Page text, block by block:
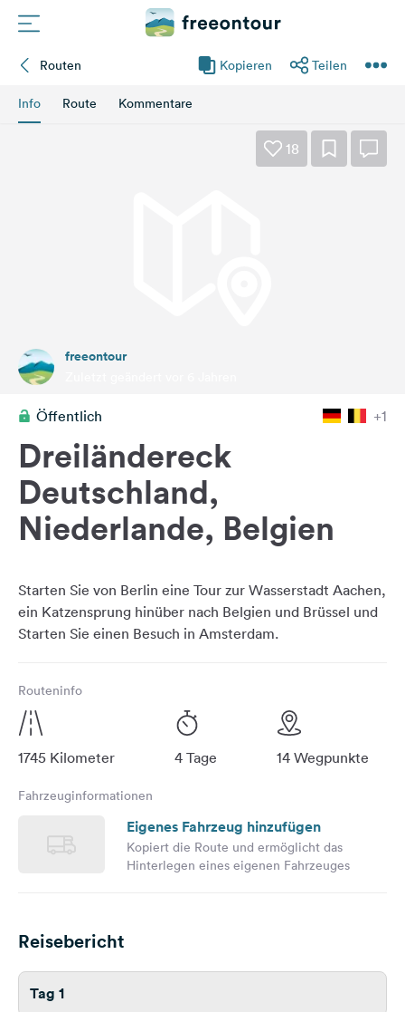
Feedback
Sprache:
Folge
Social
Media
Facebook
Routen Kopieren Teilen
Info Route Kommentare
18
freeontour
Öffentlich +1
Dreiländereck
Deutschland,
Niederlande, Belgien
Starten Sie von Berlin eine Tour zur Wasserstadt Aachen,
ein Katzensprung hinüber nach Belgien und Brüssel und
Routeninfo
1745 Kilometer 4 Tage 14 Wegpunkte
Fahrzeuginformationen
Eigenes Fahrzeug hinzufügen
Kopiert die Route und ermöglicht das
Hinterlegen eines eigenen Fahrzeuges
Reisebericht
Tag 1